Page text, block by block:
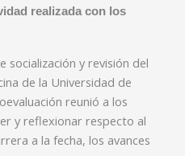
realizada con los
socialización y revisión del
de la Universidad de
reunió a los
y reflexionar respecto al
a la fecha, los avances